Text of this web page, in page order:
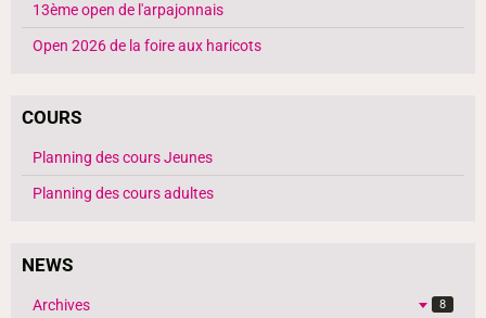
13ème open de l'arpajonnais
Open 2026 de la foire aux haricots
COURS
Planning des cours Jeunes
Planning des cours adultes
NEWS
Archives 8